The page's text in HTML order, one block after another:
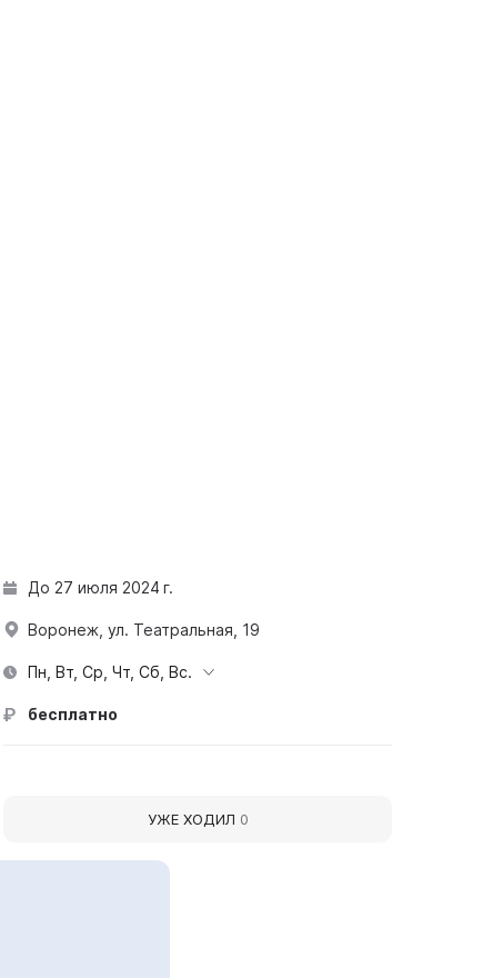
До 27 июля 2024 г.
Воронеж, ул. Театральная, 19
Пн, Вт, Ср, Чт, Сб, Вс.
бесплатно
УЖЕ ХОДИЛ 0